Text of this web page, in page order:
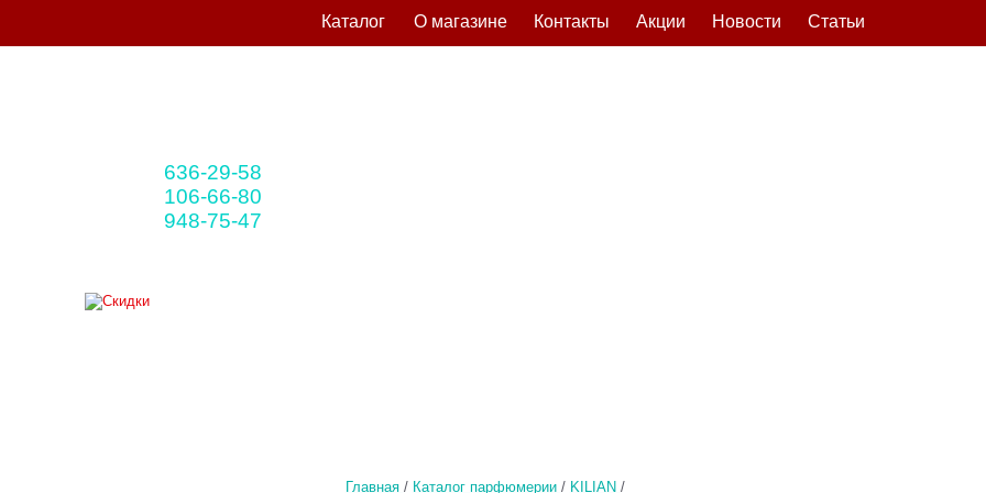
Главная / Каталог парфюмерии / KILIAN /
636-29-58
106-66-80
948-75-47
Статьи
Новости
Акции
Контакты
О магазине
Каталог